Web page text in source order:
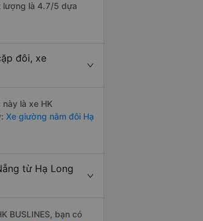
lượng là 4.7/5 dựa
đôi, xe
là xe HK
Xe giường nằm đôi Hạ
từ Hạ Long
BUSLINES, bạn có